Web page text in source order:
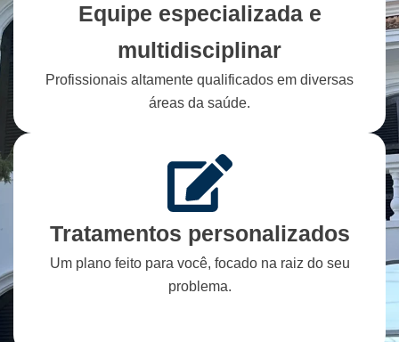
Equipe especializada e
multidisciplinar
Profissionais altamente qualificados em diversas
áreas da saúde.
Tratamentos personalizados
Um plano feito para você, focado na raiz do seu
problema.